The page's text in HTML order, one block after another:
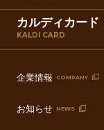
カルディカード
KALDI CARD
企業情報 COMPANY
お知らせ NEWS